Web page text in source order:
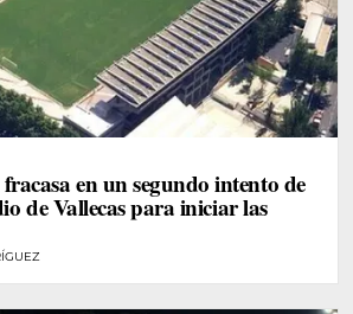
en un segundo intento de
de Vallecas para iniciar las